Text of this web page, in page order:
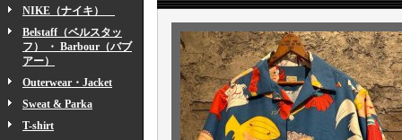
NIKE（ナイキ）
Belstaff（ベルスタッ
フ） ・ Barbour（バブ
アー）
Outerwear・Jacket
Sweat & Parka
T-shirt